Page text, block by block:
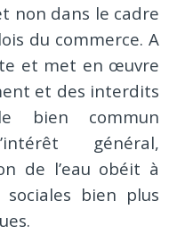
non dans le cadre
du commerce. A
et met en œuvre
et des interdits
bien commun
général,
de l’eau obéit à
bien plus